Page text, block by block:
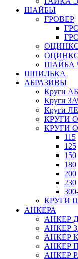
ШАЙБЫ
ГРОВЕР
ШАЙБА
ШПИЛЬКА
АБРАЗИВЫ
Круги
Круги
Круги
КРУГИ
КРУГИ
115
125
150
180
200
230
КРУГИ
АНКЕРА
АНКЕР
АНКЕР
АНКЕР
АНКЕР
АНКЕР